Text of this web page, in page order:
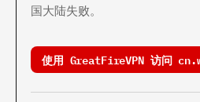
国大陆失败。
使用 GreatFireVPN 访问